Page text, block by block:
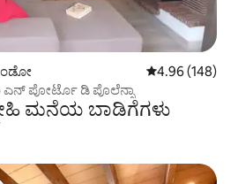
5 ರಲ್ಲಿ 4.96
4.96 (148)
ಪೋರ್ಟೊ ಡಿ ಪೊಲೆನ್ಸಾ
ಮನೆಯ ಬಾಡಿಗೆಗಳು